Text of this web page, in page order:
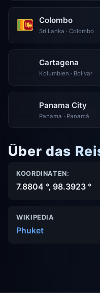
Colombo
Sri Lanka · Colombo
Cartagena
Kolumbien · Bolívar
Panama City
Panama · Panamá
Über das
KOORDINATEN:
7.8804 °, 98.3923 °
WIKIPEDIA
Phuket